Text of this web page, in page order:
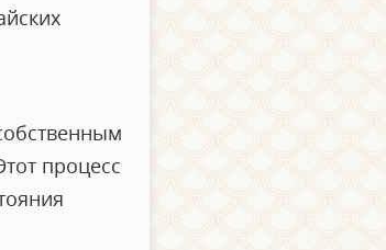
процесс